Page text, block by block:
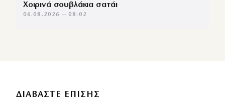
Χοιρινά σουβλάκια σατάι
06.08.2026 — 08:02
ΔΙΑΒΑΣΤΕ ΕΠΙΣΗΣ